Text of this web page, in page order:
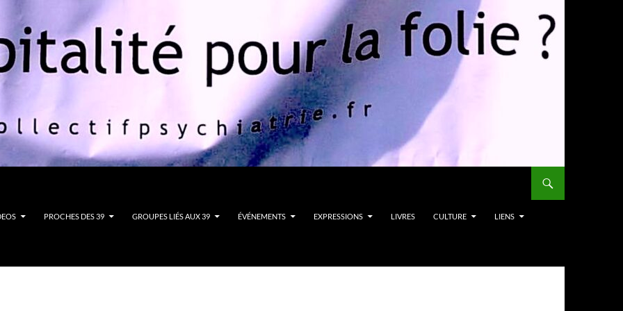
PROCHES DES 39 GROUPES LIÉS AUX 39 ÉVÉNEMENTS EXPRESSIONS LIVRES CULTURE LIENS